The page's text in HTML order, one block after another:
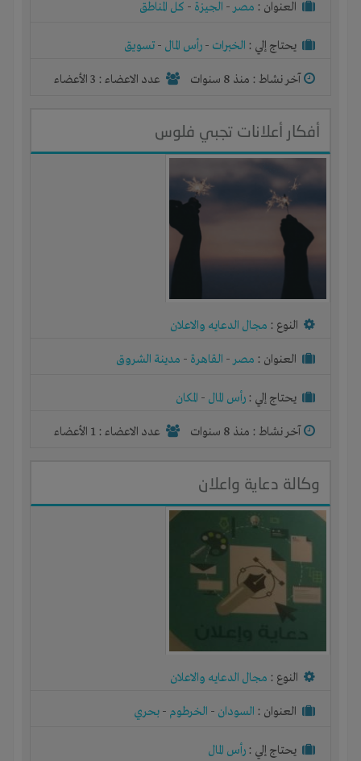
العنوان : مصر- الجيزة - كل المناطق
يحتاج إلي : الخبرات - رأس المال - تسويق
آخر نشاط : منذ 8 سنوات عدد الاعضاء : 3 الأعضاء
أفكار أعلانات تجبي فلوس
النوع : مجال الدعايه والاعلان
العنوان : مصر- القاهرة - مدينة الشروق
يحتاج إلي : رأس المال - المكان
آخر نشاط : منذ 8 سنوات عدد الاعضاء : 1 الأعضاء
وكالة دعاية واعلان
النوع : مجال الدعايه والاعلان
العنوان : السودان - الخرطوم - بحري
يحتاج إلي : رأس المال